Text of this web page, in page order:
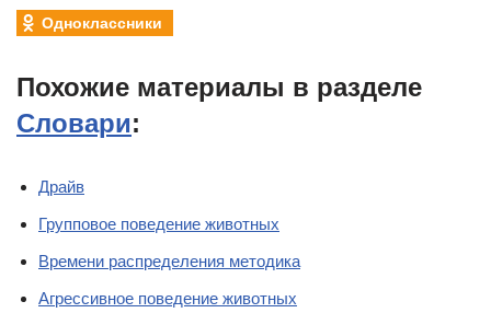
Одноклассники
Похожие материалы в разделе
Словари:
Драйв
Групповое поведение животных
Времени распределения методика
Агрессивное поведение животных